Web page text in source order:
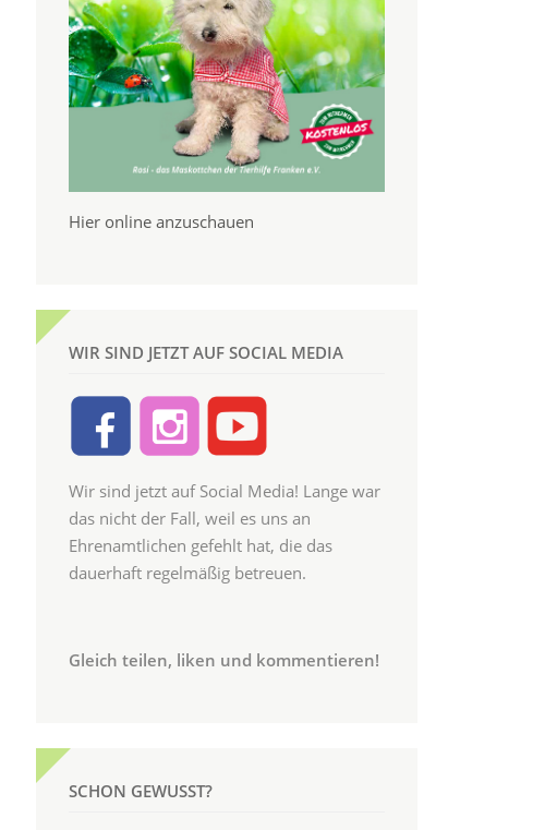
Hier online anzuschauen
WIR SIND JETZT AUF SOCIAL MEDIA
Wir sind jetzt auf Social Media! Lange war
das nicht der Fall, weil es uns an
Ehrenamtlichen gefehlt hat, die das
dauerhaft regelmäßig betreuen.
Gleich teilen, liken und kommentieren!
SCHON GEWUSST?